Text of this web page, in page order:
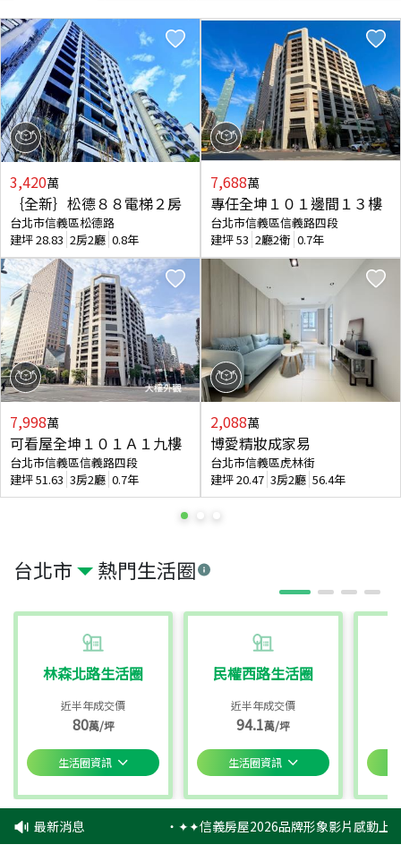
台北市 熱門生活圈
林森北路生活圈
近半年成交價
80萬/坪
生活圈資訊
民權西路生活圈
近半年成交價
94.1萬/坪
生活圈資訊
3,420萬
｛全新｝松德８８電梯２房
台北市信義區松德路
建坪28.83 2房2廳 0.8年
7,998萬
可看屋全坤１０１Ａ１九樓
台北市信義區信義路四段
建坪51.63 3房2廳 0.7年
7,688萬
專任全坤１０１邊間１３樓
台北市信義區信義路四段
建坪53 2廳2衛 0.7年
2,088萬
博愛精妝成家易
台北市信義區虎林街
建坪20.47 3房2廳 56.4年
最新消息 ‧✦✦信義房屋2026品牌形象影片感動上